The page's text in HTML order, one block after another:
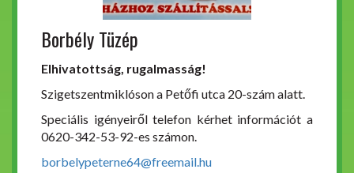
Borbély Tüzép
Elhivatottság, rugalmasság!
Szigetszentmiklóson a Petőfi utca 20-szám alatt.
Speciális igényeiről telefon kérhet információt a
0620-342-53-92-es számon.
borbelypeterne64@freemail.hu